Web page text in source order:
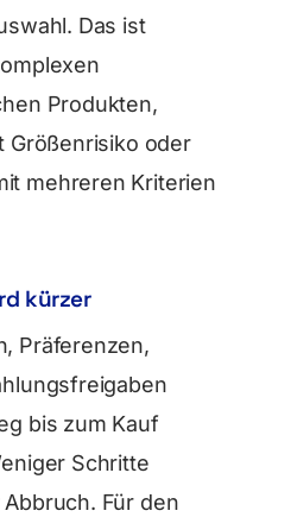
Das ist
Produkten,
Größenrisiko oder
mehreren Kriterien
kürzer
Präferenzen,
bis zum Kauf
Schritte
Für den